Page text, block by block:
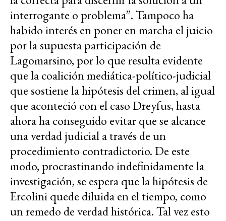
interrogante o problema”. Tampoco ha
habido interés en poner en marcha el juicio
por la supuesta participación de
Lagomarsino, por lo que resulta evidente
que la coalición mediática-político-judicial
que sostiene la hipótesis del crimen, al igual
que aconteció con el caso Dreyfus, hasta
ahora ha conseguido evitar que se alcance
una verdad judicial a través de un
procedimiento contradictorio. De este
modo, procrastinando indefinidamente la
investigación, se espera que la hipótesis de
Ercolini quede diluida en el tiempo, como
un remedo de verdad histórica. Tal vez esto